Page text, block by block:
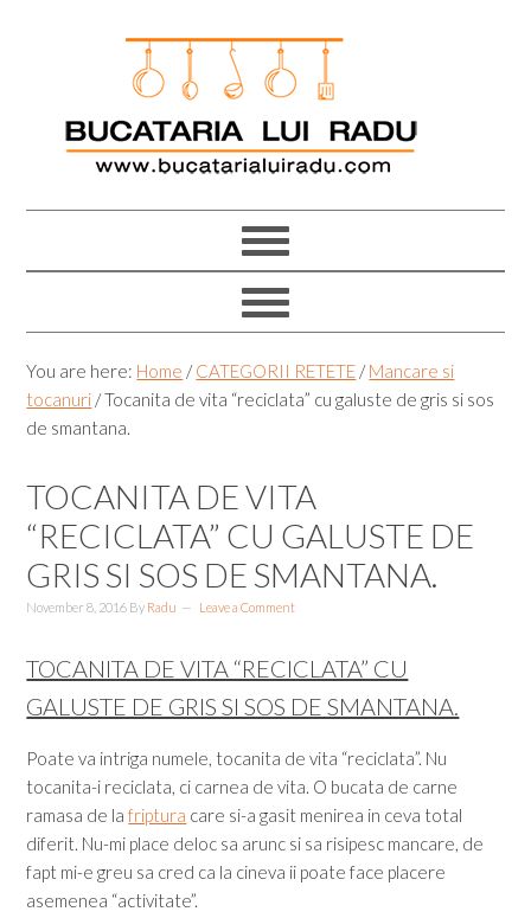
You are here: Home / CATEGORII RETETE / Mancare si
tocanuri /Tocanita de vita “reciclata” cu galuste de gris si sos
de smantana.
TOCANITA DE VITA
“RECICLATA” CU GALUSTE DE
GRIS SI SOS DE SMANTANA.
November 8, 2016 By Radu Leave a Comment
TOCANITA DE VITA “RECICLATA” CU
GALUSTE DE GRIS SI SOS DE SMANTANA.
Poate va intriga numele, tocanita de vita “reciclata”. Nu
tocanita-i reciclata, ci carnea de vita. O bucata de carne
ramasa de lafriptura care si-a gasit menirea in ceva total
diferit. Nu-mi place deloc sa arunc si sa risipesc mancare, de
fapt mi-e greu sa cred ca la cineva ii poate face placere
asemenea “activitate”.